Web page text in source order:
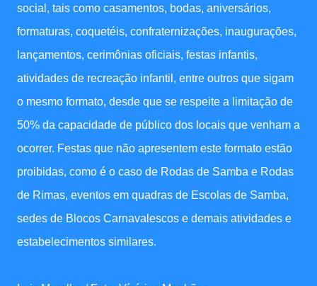
social, tais como casamentos, bodas, aniversários,
formaturas, coquetéis, confraternizações, inaugurações,
lançamentos, cerimônias oficiais, festas infantis,
atividades de recreação infantil, entre outros que sigam
o mesmo formato, desde que se respeite a limitação de
50% da capacidade de público dos locais que venham a
ocorrer. Festas que não apresentem este formato estão
proibidas, como é o caso de Rodas de Samba e Rodas
de Rimas, eventos em quadras de Escolas de Samba,
sedes de Blocos Carnavalescos e demais atividades e
estabelecimentos similares.